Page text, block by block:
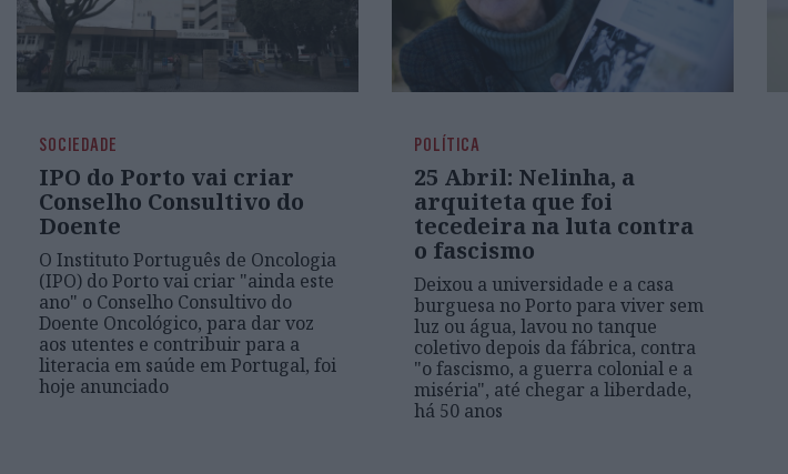
SOCIEDADE
IPO do Porto vai criar
Conselho Consultivo do
Doente
O Instituto Português de Oncologia
(IPO) do Porto vai criar "ainda este
ano" o Conselho Consultivo do
Doente Oncológico, para dar voz
aos utentes e contribuir para a
literacia em saúde em Portugal, foi
hoje anunciado
POLÍTICA
25 Abril: Nelinha, a
arquiteta que foi
tecedeira na luta contra
o fascismo
Deixou a universidade e a casa
burguesa no Porto para viver sem
luz ou água, lavou no tanque
coletivo depois da fábrica, contra
"o fascismo, a guerra colonial e a
miséria", até chegar a liberdade,
há 50 anos